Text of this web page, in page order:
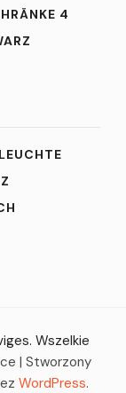
4
. Wszelkie
| Stworzony
WordPress.